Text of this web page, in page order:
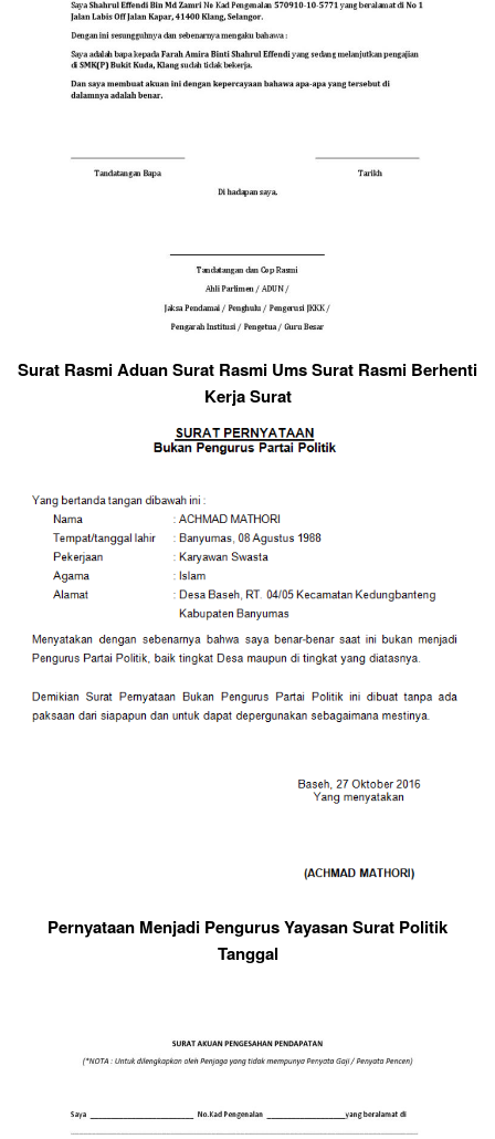
Surat Rasmi Aduan Surat Rasmi Ums Surat Rasmi Berhenti
Kerja Surat
Pernyataan Menjadi Pengurus Yayasan Surat Politik
Tanggal